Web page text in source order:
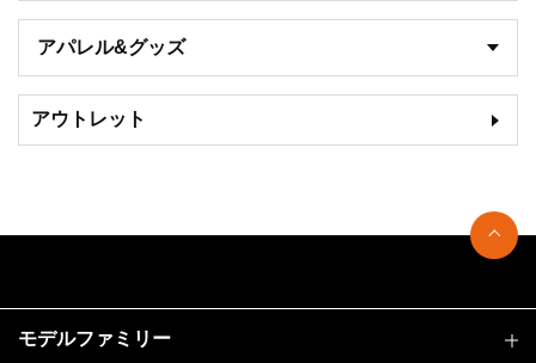
アパレル&グッズ
アウトレット
モデルファミリー